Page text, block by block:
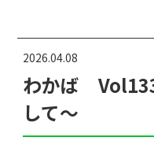
2026.04.08
わかば
して～